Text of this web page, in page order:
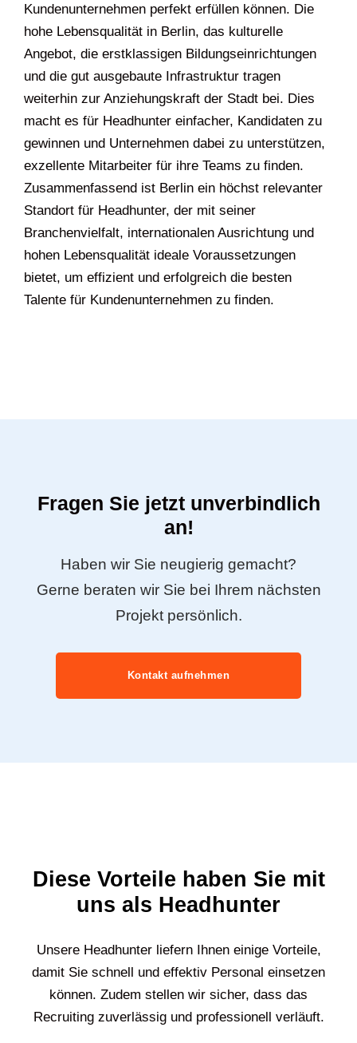
Kundenunternehmen perfekt erfüllen können. Die
hohe Lebensqualität in Berlin, das kulturelle
Angebot, die erstklassigen Bildungseinrichtungen
und die gut ausgebaute Infrastruktur tragen
weiterhin zur Anziehungskraft der Stadt bei. Dies
macht es für Headhunter einfacher, Kandidaten zu
gewinnen und Unternehmen dabei zu unterstützen,
exzellente Mitarbeiter für ihre Teams zu finden.
Zusammenfassend ist Berlin ein höchst relevanter
Standort für Headhunter, der mit seiner
Branchenvielfalt, internationalen Ausrichtung und
hohen Lebensqualität ideale Voraussetzungen
bietet, um effizient und erfolgreich die besten
Talente für Kundenunternehmen zu finden.
Fragen Sie jetzt unverbindlich
an!
Haben wir Sie neugierig gemacht?
Gerne beraten wir Sie bei Ihrem nächsten
Projekt persönlich.
Kontakt aufnehmen
Diese Vorteile haben Sie mit
uns als Headhunter
Unsere Headhunter liefern Ihnen einige Vorteile,
damit Sie schnell und effektiv Personal einsetzen
können. Zudem stellen wir sicher, dass das
Recruiting zuverlässig und professionell verläuft.